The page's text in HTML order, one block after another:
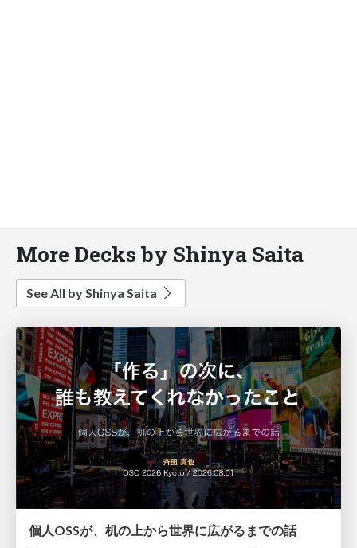
More Decks by Shinya Saita
See All by Shinya Saita
個人OSSが、机の上から世界に広がるまでの話